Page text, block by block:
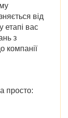
від
етапі вас
з
компанії
просто: